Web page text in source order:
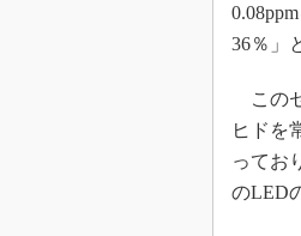
36％」
この
ヒドを
ってお
のLED